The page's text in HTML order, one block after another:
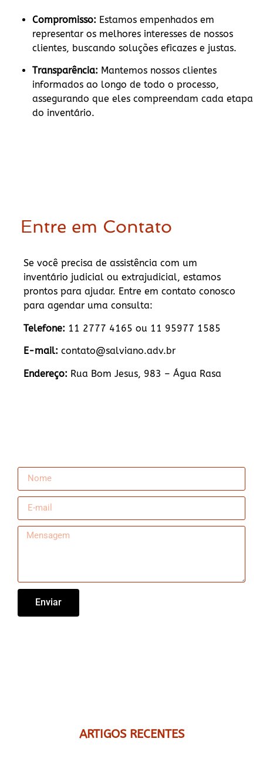
Compromisso: Estamos empenhados em
representar os melhores interesses de nossos
clientes, buscando soluções eficazes e justas.
Transparência: Mantemos nossos clientes
informados ao longo de todo o processo,
assegurando que eles compreendam cada etapa
do inventário.
Entre em Contato
Se você precisa de assistência com um
inventário judicial ou extrajudicial, estamos
prontos para ajudar. Entre em contato conosco
para agendar uma consulta:
Telefone: 11 2777 4165 ou 11 95977 1585
E-mail: contato@salviano.adv.br
Endereço: Rua Bom Jesus, 983 – Água Rasa
Enviar
ARTIGOS RECENTES